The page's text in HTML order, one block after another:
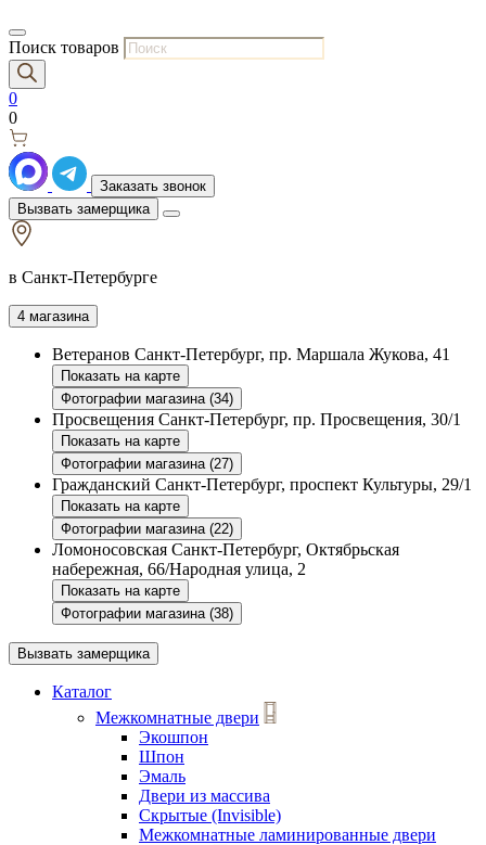
Поиск товаров
0
0
Заказать звонок
Вызвать замерщика
в Санкт-Петербурге
4 магазина
Ветеранов Санкт-Петербург, пр. Маршала Жукова, 41
Показать на карте
Фотографии магазина (34)
Просвещения Санкт-Петербург, пр. Просвещения, 30/1
Показать на карте
Фотографии магазина (27)
Гражданский Санкт-Петербург, проспект Культуры, 29/1
Показать на карте
Фотографии магазина (22)
Ломоносовская Санкт-Петербург, Октябрьская
набережная, 66/Народная улица, 2
Показать на карте
Фотографии магазина (38)
Вызвать замерщика
Каталог
Межкомнатные двери
Экошпон
Шпон
Эмаль
Двери из массива
Скрытые (Invisible)
Межкомнатные ламинированные двери